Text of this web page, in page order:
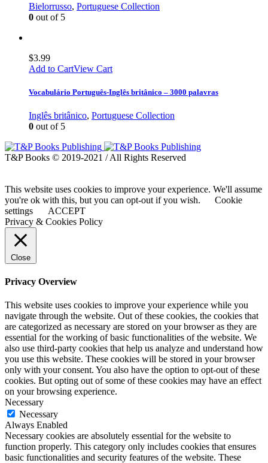
Bielorrusso, Portuguese Collection
0 out of 5
$3.99
Add to CartView Cart
Vocabulário Português-Inglês britânico – 3000 palavras
Inglês britânico, Portuguese Collection
0 out of 5
T&P Books © 2019-2021 / All Rights Reserved
This website uses cookies to improve your experience. We'll assume
you're ok with this, but you can opt-out if you wish.
Cookie
settings
ACCEPT
Privacy & Cookies Policy
Close
Privacy Overview
This website uses cookies to improve your experience while you
navigate through the website. Out of these cookies, the cookies that
are categorized as necessary are stored on your browser as they are
essential for the working of basic functionalities of the website. We
also use third-party cookies that help us analyze and understand how
you use this website. These cookies will be stored in your browser
only with your consent. You also have the option to opt-out of these
cookies. But opting out of some of these cookies may have an effect
on your browsing experience.
Necessary
Necessary
Always Enabled
Necessary cookies are absolutely essential for the website to
function properly. This category only includes cookies that ensures
basic functionalities and security features of the website. These